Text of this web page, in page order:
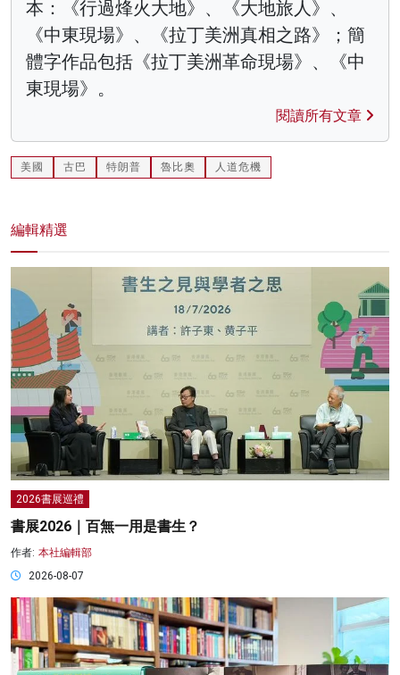
本：《行過烽火大地》、《大地旅人》、
《中東現場》、《拉丁美洲真相之路》；簡
體字作品包括《拉丁美洲革命現場》、《中
東現場》。
閱讀所有文章
美國 古巴 特朗普 魯比奧 人道危機
編輯精選
2026書展巡禮
書展2026｜百無一用是書生？
作者: 本社編輯部
2026-08-07